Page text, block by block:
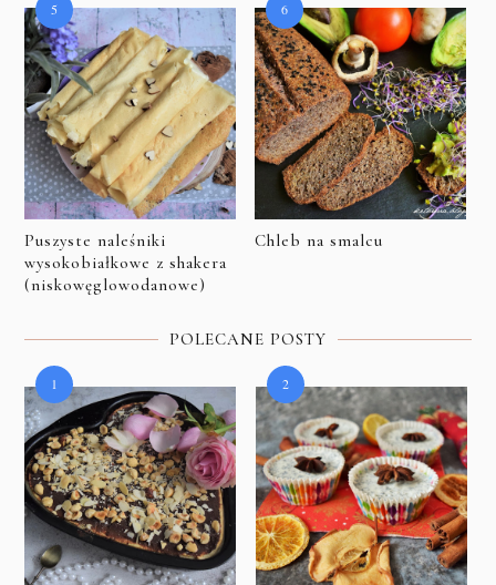
Puszyste naleśniki
wysokobiałkowe z shakera
(niskowęglowodanowe)
Chleb na smalcu
POLECANE POSTY